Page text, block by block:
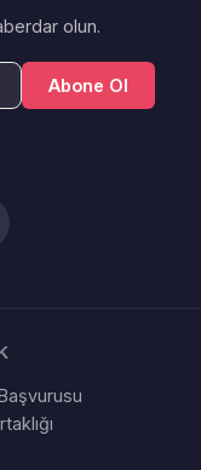
olun.
Abone Ol